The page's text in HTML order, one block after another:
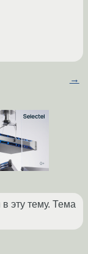
→
эту тему. Тема